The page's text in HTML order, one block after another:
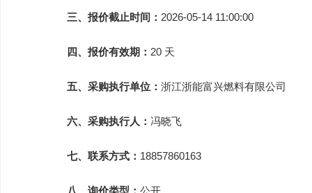
三、报价截止时间： 2026-05-14 11:00:00
四、报价有效期： 20 天
五、采购执行单位： 浙江浙能富兴燃料有限公司
六、采购执行人： 冯晓飞
七、联系方式： 18857860163
八、询价类型： 公开